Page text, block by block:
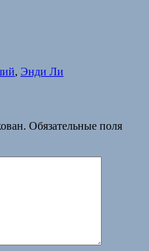
, Энди Ли
Обязательные поля